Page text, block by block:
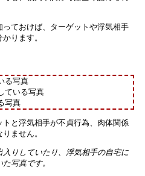
ておけば、ターゲットや浮気相手
ります。
る写真
ている写真
写真
と浮気相手が不貞行為、肉体関係
ません。
りしていたり、浮気相手の自宅に
写真です。